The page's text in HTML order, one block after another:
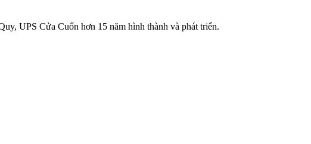
UPS Cửa Cuốn hơn 15 năm hình thành và phát triển.